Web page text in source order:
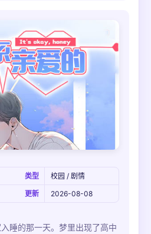
类型
校园 / 剧情
更新 2026-08-08
睡的那一天。梦里出现了高中